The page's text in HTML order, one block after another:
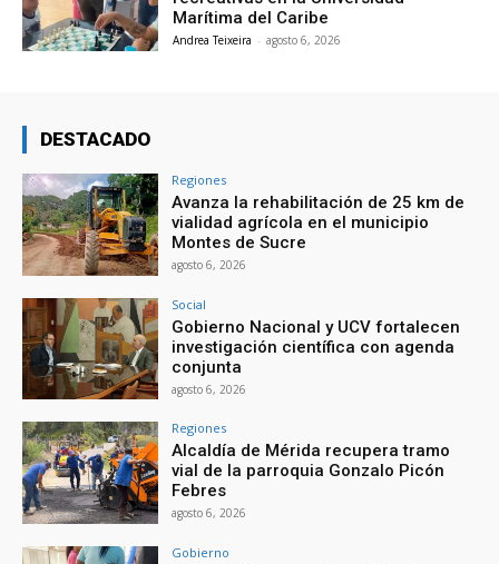
Marítima del Caribe
Andrea Teixeira - agosto 6, 2026
DESTACADO
Regiones
Avanza la rehabilitación de 25 km de
vialidad agrícola en el municipio
Montes de Sucre
agosto 6, 2026
Social
Gobierno Nacional y UCV fortalecen
investigación científica con agenda
conjunta
agosto 6, 2026
Regiones
Alcaldía de Mérida recupera tramo
vial de la parroquia Gonzalo Picón
Febres
agosto 6, 2026
Gobierno